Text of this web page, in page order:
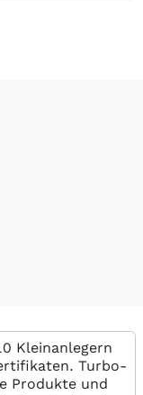
Kleinanlegern
Turbo-
Produkte und